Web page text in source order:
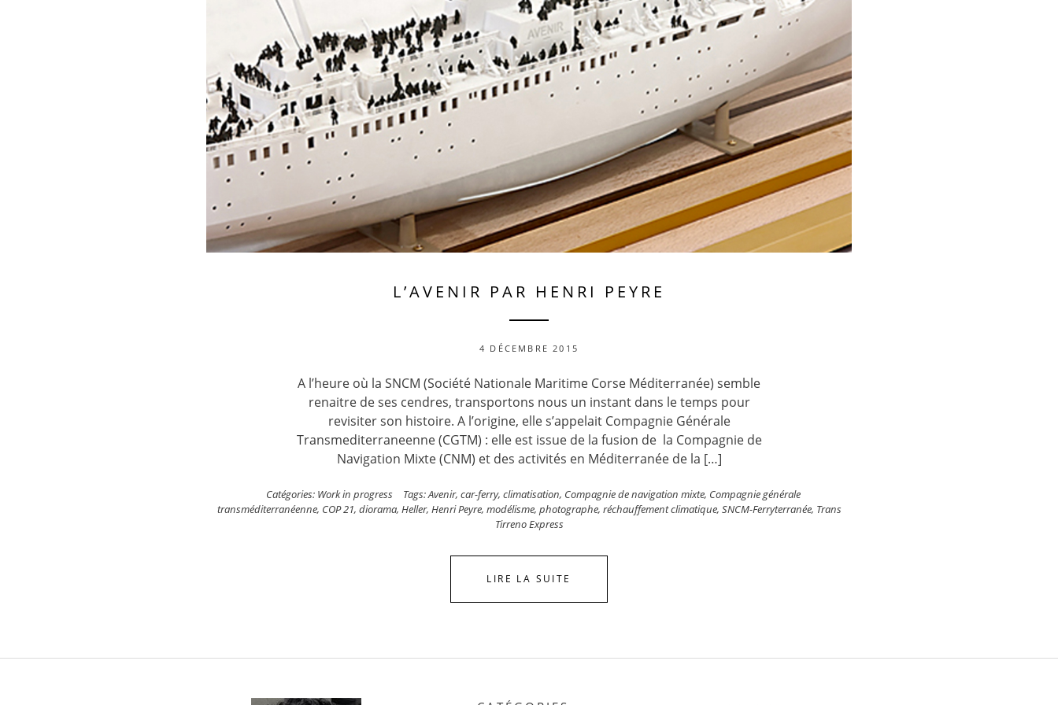
L’AVENIR PAR HENRI PEYRE
4 DÉCEMBRE 2015
A l’heure où la SNCM (Société Nationale Maritime Corse Méditerranée) semble
renaitre de ses cendres, transportons nous un instant dans le temps pour
revisiter son histoire. A l’origine, elle s’appelait Compagnie Générale
Transmediterraneenne (CGTM) : elle est issue de la fusion de la Compagnie de
Navigation Mixte (CNM) et des activités en Méditerranée de la […]
Catégories: Work in progress Tags:Avenir, car-ferry, climatisation, Compagnie de navigation mixte, Compagnie générale
transméditerranéenne, COP 21, diorama, Heller, Henri Peyre, modélisme, photographe, réchauffement climatique, SNCM-Ferryterranée, Trans
Tirreno Express
LIRE LA SUITE